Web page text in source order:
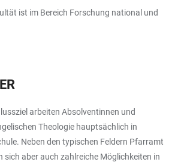
ist im Bereich Forschung national und
arbeiten Absolventinnen und
Theologie hauptsächlich in
Neben den typischen Feldern Pfarramt
sich aber auch zahlreiche Möglichkeiten in